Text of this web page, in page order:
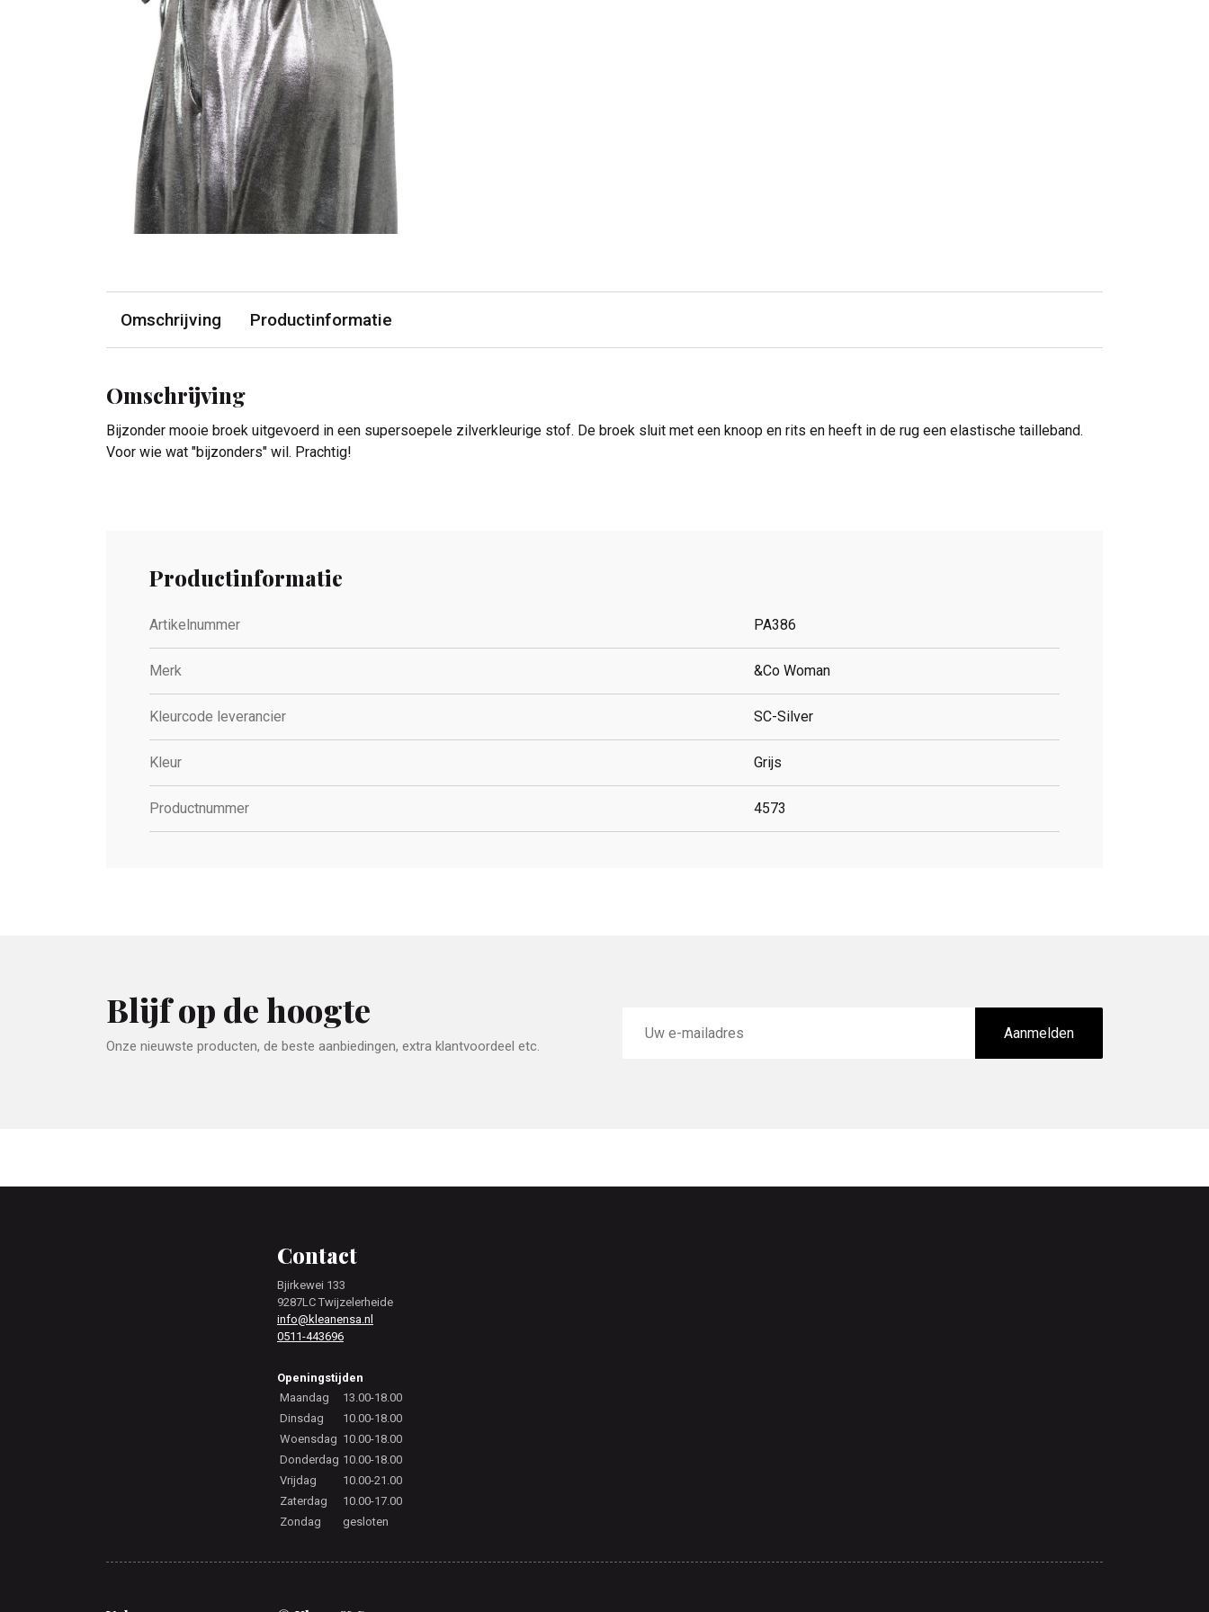
Omschrijving Productinformatie
Omschrijving
Bijzonder mooie broek uitgevoerd in een supersoepele zilverkleurige stof. De broek sluit met een knoop en rits en heeft in de rug een elastische tailleband.
Voor wie wat "bijzonders" wil. Prachtig!
Productinformatie
Artikelnummer PA386
Merk &Co Woman
Kleurcode leverancier SC-Silver
Kleur Grijs
Productnummer 4573
Blijf op de hoogte
Onze nieuwste producten, de beste aanbiedingen, extra klantvoordeel etc.
mailadres
Aanmelden
Contact
Bjirkewei 133
9287LC Twijzelerheide
info@kleanensa.nl
0511-443696
Openingstijden
Maandag
13.00-18.00
Dinsdag
10.00-18.00
Woensdag 10.00-18.00
Donderdag 10.00-18.00
Vrijdag
10.00-21.00
Zaterdag
10.00-17.00
Zondag
gesloten